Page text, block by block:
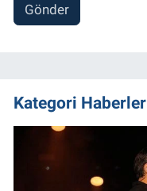
Gönder
Kategori Haberler